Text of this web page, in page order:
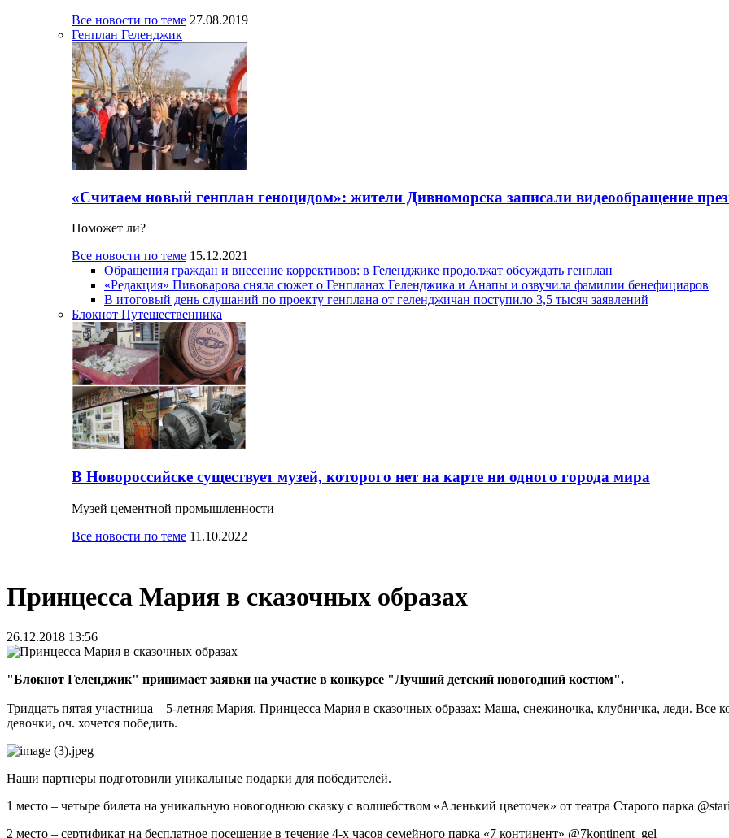
Все новости по теме 27.08.2019
Генплан Геленджик
«Считаем новый генплан геноцидом»: жители Дивноморска записали видеообращение
Поможет ли?
Все новости по теме 15.12.2021
Обращения граждан и внесение коррективов: в Геленджике продолжат обсуждать генплан
«Редакция» Пивоварова сняла сюжет о Генпланах Геленджика и Анапы и озвучила фамилии бенефициаров
В итоговый день слушаний по проекту генплана от геленджичан поступило 3,5 тысяч заявлений
Блокнот Путешественника
В Новороссийске существует музей, которого нет на карте ни одного города мира
Музей цементной промышленности
Все новости по теме 11.10.2022
Принцесса Мария в сказочных образах
26.12.2018 13:56
"Блокнот Геленджик" принимает заявки на участие в конкурсе "Лучший детский новогодний костюм".
Тридцать пятая участница – 5-летняя Мария. Принцесса Мария в сказочных образах: Маша, снежиночка, клубничка, леди.
девочки, оч. хочется победить.
Наши партнеры подготовили уникальные подарки для победителей.
1 место – четыре билета на уникальную новогоднюю сказку с волшебством «Аленький цветочек» от театра Старого парка
2 место – сертификат на бесплатное посещение в течение 4-х часов семейного парка «7 континент» @7kontinent_gel